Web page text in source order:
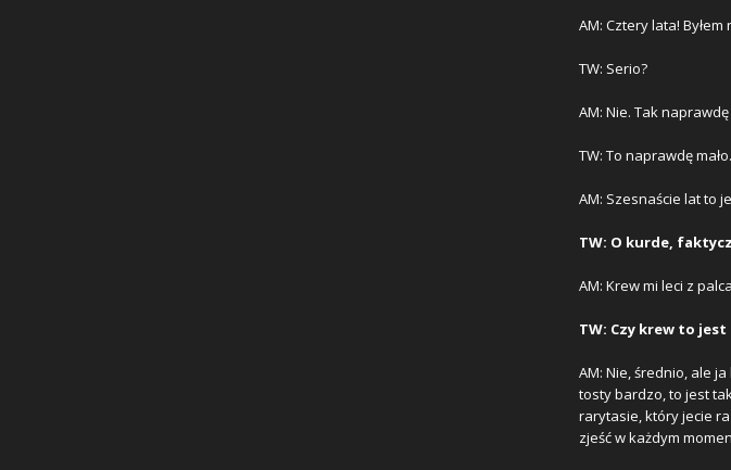
AM: Cztery lata!
TW: Serio?
AM: Nie. Tak
TW: To naprawdę
AM: Szesnaście lat to
TW: O kurde,
AM: Krew mi leci z
TW: Czy krew to
AM: Nie, średnio, ale
tosty bardzo, to jest
rarytasie, który jecie
zjeść w każdym